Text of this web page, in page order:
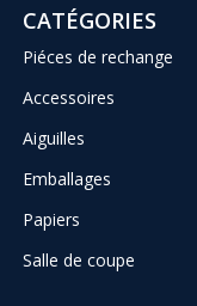
CATÉGORIES
Piéces de rechange
Accessoires
Aiguilles
Emballages
Papiers
Salle de coupe